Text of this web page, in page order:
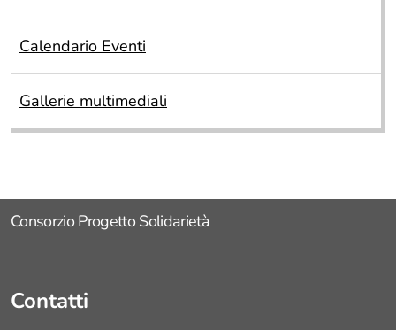
Calendario Eventi
Gallerie multimediali
Consorzio Progetto Solidarietà
Contatti